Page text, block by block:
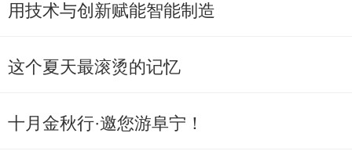
用技术与创新赋能智能制造
这个夏天最滚烫的记忆
十月金秋行·邀您游阜宁！